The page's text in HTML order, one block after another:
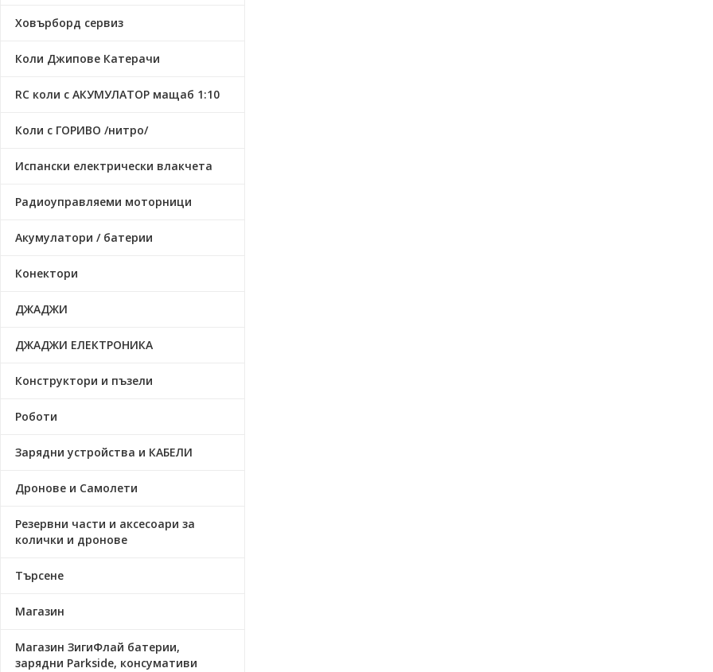
Ховърборд сервиз
Коли Джипове Катерачи
RC коли с АКУМУЛАТОР мащаб 1:10
Коли с ГОРИВО /нитро/
Испански електрически влакчета
Радиоуправляеми моторници
Акумулатори / батерии
Конектори
ДЖАДЖИ
ДЖАДЖИ ЕЛЕКТРОНИКА
Конструктори и пъзели
Роботи
Зарядни устройства и КАБЕЛИ
Дронове и Самолети
Резервни части и аксесоари за
колички и дронове
Търсене
Магазин
Магазин ЗигиФлай батерии,
зарядни Parkside, консумативи